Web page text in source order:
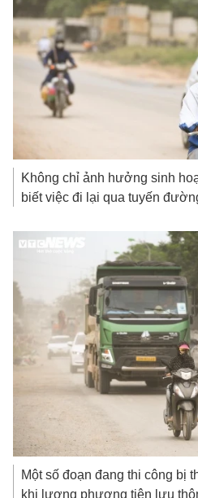
Không chỉ ảnh hưởng sinh
biết việc đi lại qua tuyến
Một số đoạn đang thi công bị
khi lượng phương tiện lưu
thường xuyên ùn ứ kéo dài.
đi rất chậm vì gần như không
nào mưa, xe máy lấm đầy bùn
người dân tại xã Xuân Mai